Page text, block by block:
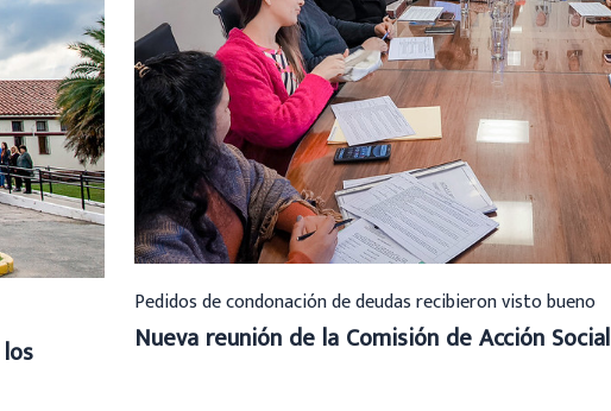
Pedidos de condonación de deudas recibieron visto bueno
Nueva reunión de la Comisión de Acción Social